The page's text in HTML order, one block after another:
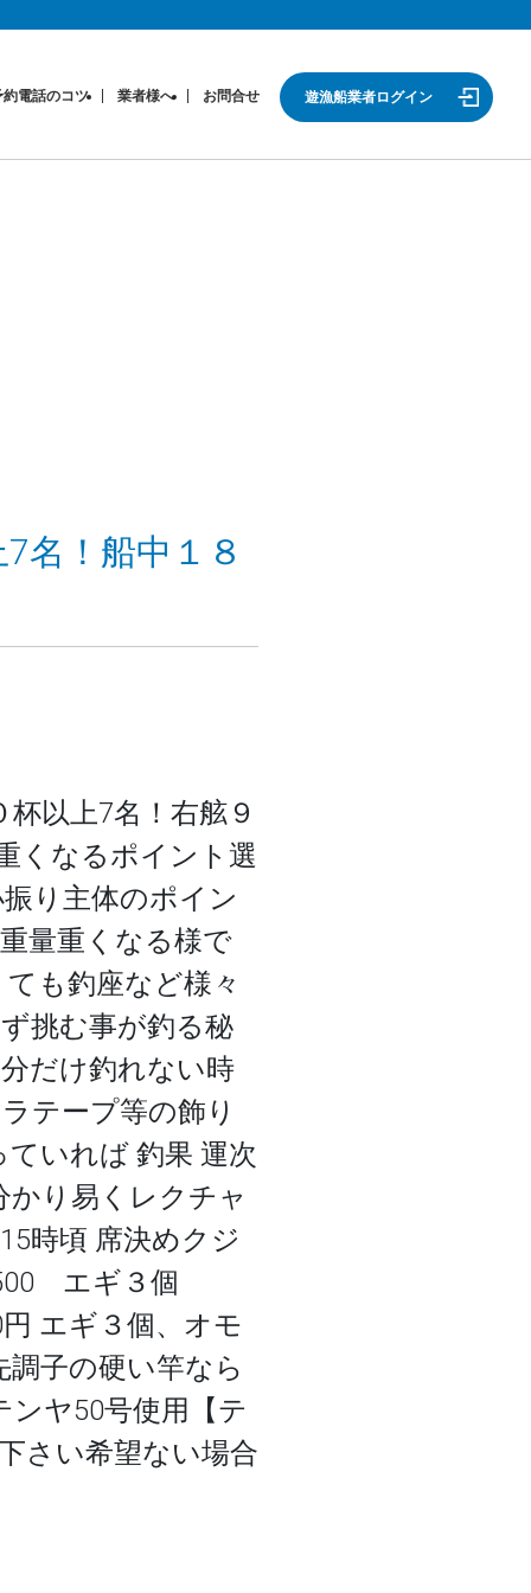
約電話のコツ 業者様へ お問合せ 遊漁船業者ログイン
名！船中１８
以上7名！右舷９
くなるポイント選
り主体のポイン
量重くなる様で
も釣座など様々
挑む事が釣る秘
だけ釣れない時
テープ等の飾り
いれば 釣果 運次
り易くレクチャ
頃 席決めクジ
エギ３個
エギ３個、オモ
子の硬い竿なら
ンヤ50号使用【テ
さい希望ない場合